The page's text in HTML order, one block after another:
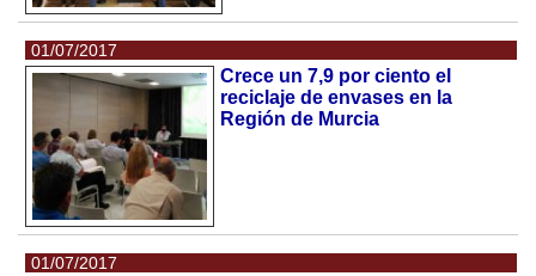
01/07/2017
Crece un 7,9 por ciento el
reciclaje de envases en la
Región de Murcia
01/07/2017